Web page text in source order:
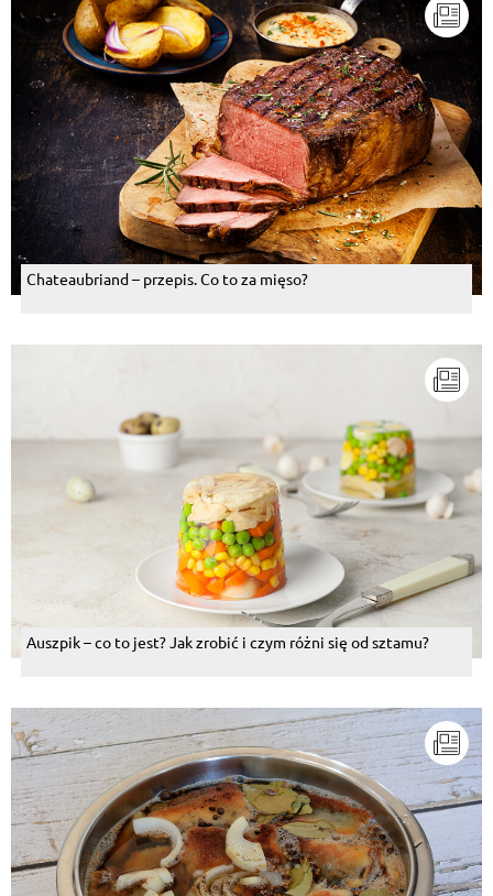
Chateaubriand – przepis. Co to za mięso?
Auszpik – co to jest? Jak zrobić i czym różni się od sztamu?